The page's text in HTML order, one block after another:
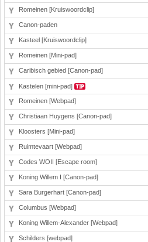
Romeinen [Kruiswoordclip]
Canon-paden
Kasteel [Kruiswoordclip]
Romeinen [Mini-pad]
Caribisch gebied [Canon-pad]
Kastelen [mini-pad]
Romeinen [Webpad]
Christiaan Huygens [Canon-pad]
Kloosters [Mini-pad]
Ruimtevaart [Webpad]
Codes WOII [Escape room]
Koning Willem I [Canon-pad]
Sara Burgerhart [Canon-pad]
Columbus [Webpad]
Koning Willem-Alexander [Webpad]
Schilders [webpad]